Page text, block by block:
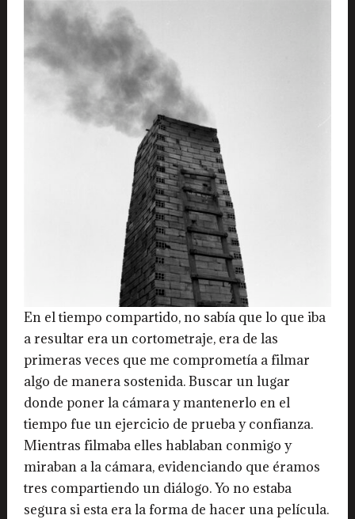
En el tiempo compartido, no sabía que lo que iba
a resultar era un cortometraje, era de las
primeras veces que me comprometía a filmar
algo de manera sostenida. Buscar un lugar
donde poner la cámara y mantenerlo en el
tiempo fue un ejercicio de prueba y confianza.
Mientras filmaba elles hablaban conmigo y
miraban a la cámara, evidenciando que éramos
tres compartiendo un diálogo. Yo no estaba
segura si esta era la forma de hacer una película.